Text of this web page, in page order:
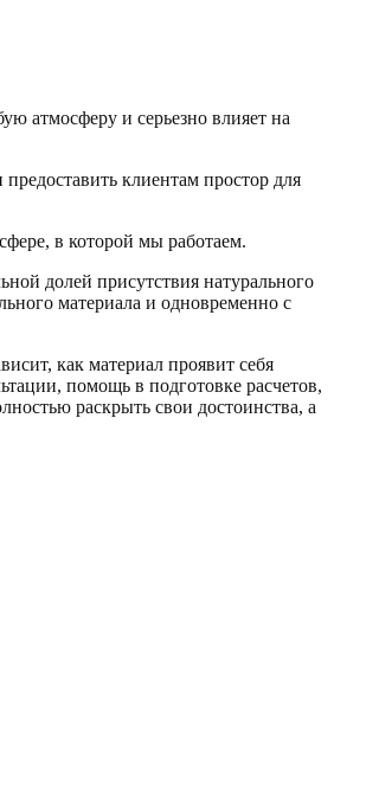
атмосферу и серьезно влияет на
клиентам простор для
в которой мы работаем.
долей присутствия натурального
материала и одновременно с
как материал проявит себя
помощь в подготовке расчетов,
раскрыть свои достоинства, а